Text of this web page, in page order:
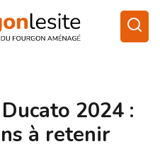
2024 :
à retenir